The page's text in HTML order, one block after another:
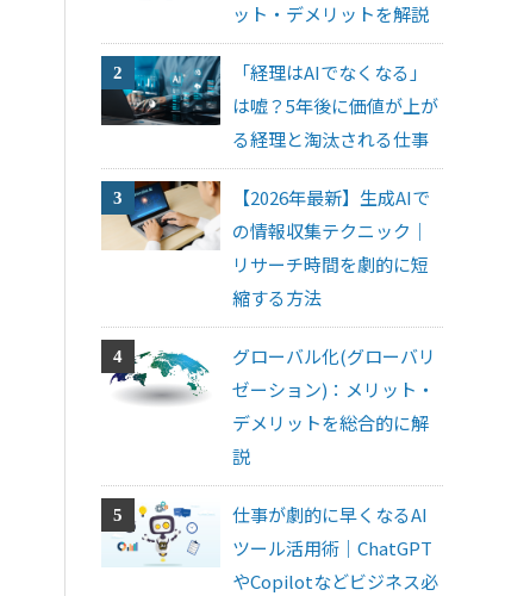
ット・デメリットを解説
「経理はAIでなくなる」
は嘘？5年後に価値が上が
る経理と淘汰される仕事
【2026年最新】生成AIで
の情報収集テクニック｜
リサーチ時間を劇的に短
縮する方法
グローバル化(グローバリ
ゼーション)：メリット・
デメリットを総合的に解
説
仕事が劇的に早くなるAI
ツール活用術｜ChatGPT
やCopilotなどビジネス必